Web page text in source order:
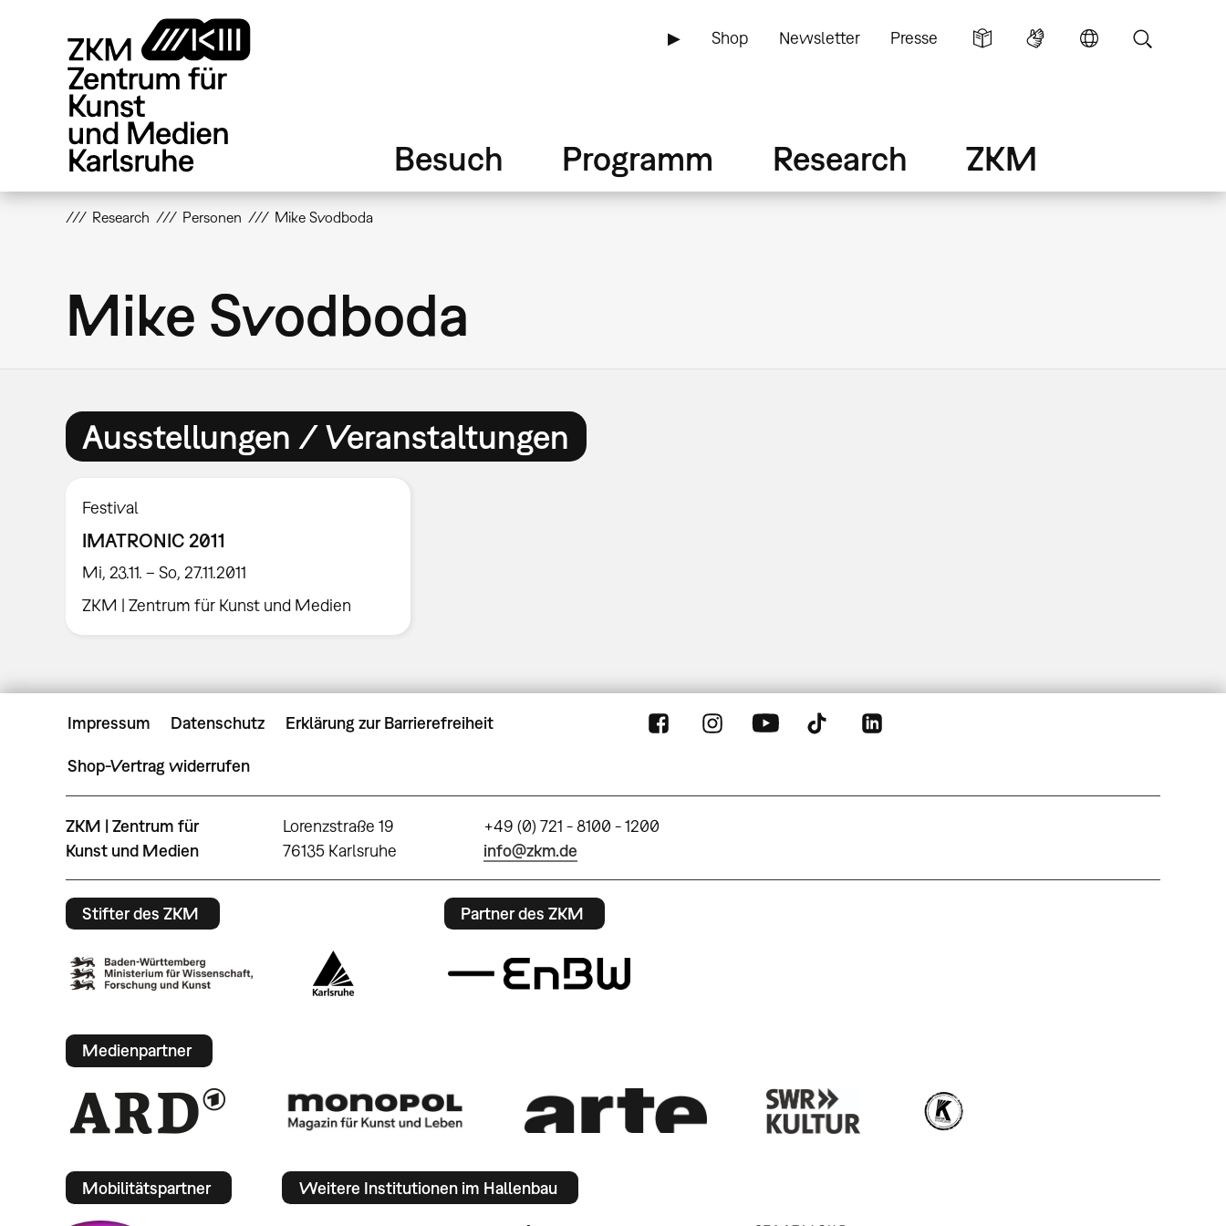
▶ Shop Newsletter Presse
Besuch Programm Research ZKM
Research Personen Mike Svodboda
Mike Svodboda
Ausstellungen / Veranstaltungen
Festival
IMATRONIC 2011
Mi, 23.11. – So, 27.11.2011
ZKM | Zentrum für Kunst und Medien
Impressum Datenschutz Erklärung zur Barrierefreiheit
Shop-Vertrag widerrufen
ZKM | Zentrum für
Kunst und Medien
Lorenzstraße 19
76135 Karlsruhe
+49 (0) 721 - 8100 - 1200
info@zkm.de
Stifter des ZKM Partner des ZKM
Medienpartner
Mobilitätspartner Weitere Institutionen im Hallenbau